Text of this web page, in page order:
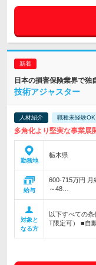
日本の損害保険業界で独
技術アジャスター
人材紹介 職種未経験OK
多角化より堅実な事業展
勤務地
栃木県
給与
600-715万円 月
～48…
対象と
なる方
以下すべての
T限定可） ■自